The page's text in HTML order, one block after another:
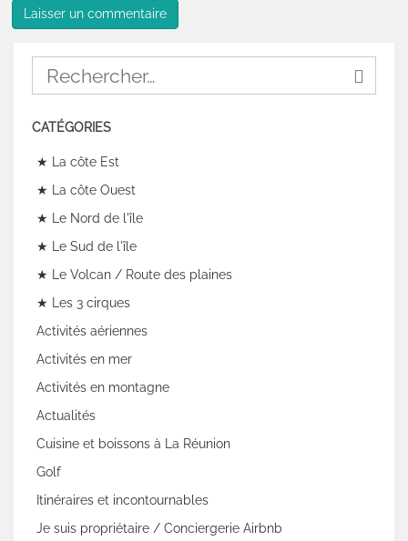
CATÉGORIES
★ La côte Est
★ La côte Ouest
★ Le Nord de l'île
★ Le Sud de l'île
★ Le Volcan / Route des plaines
★ Les 3 cirques
Activités aériennes
Activités en mer
Activités en montagne
Actualités
Cuisine et boissons à La Réunion
Golf
Itinéraires et incontournables
Je suis propriétaire / Conciergerie Airbnb